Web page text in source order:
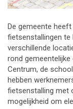
De gemeente
fietsenstallingen te
verschillende
rond
Centrum, de
hebben
fietsenstalling met
mogelijkheid om